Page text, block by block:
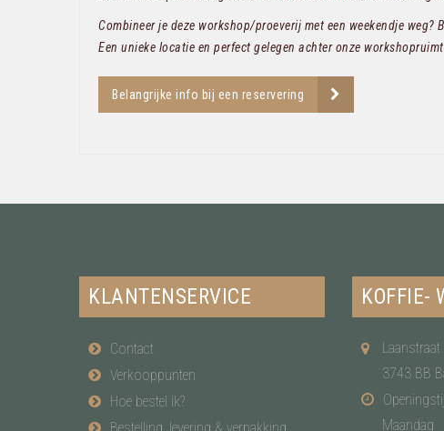
Combineer je deze workshop/proeverij met een weekendje weg?
Een unieke locatie en perfect gelegen achter onze
Belangrijke info bij een reservering
KLANTENSERVICE
Contact
Verkooppunten
Hoe bestel ik?
KOFFIE-
3743 BB
Maandag